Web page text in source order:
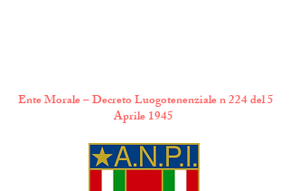
Ente Morale – Decreto Luogotenenziale n 224 del 5
Aprile 1945